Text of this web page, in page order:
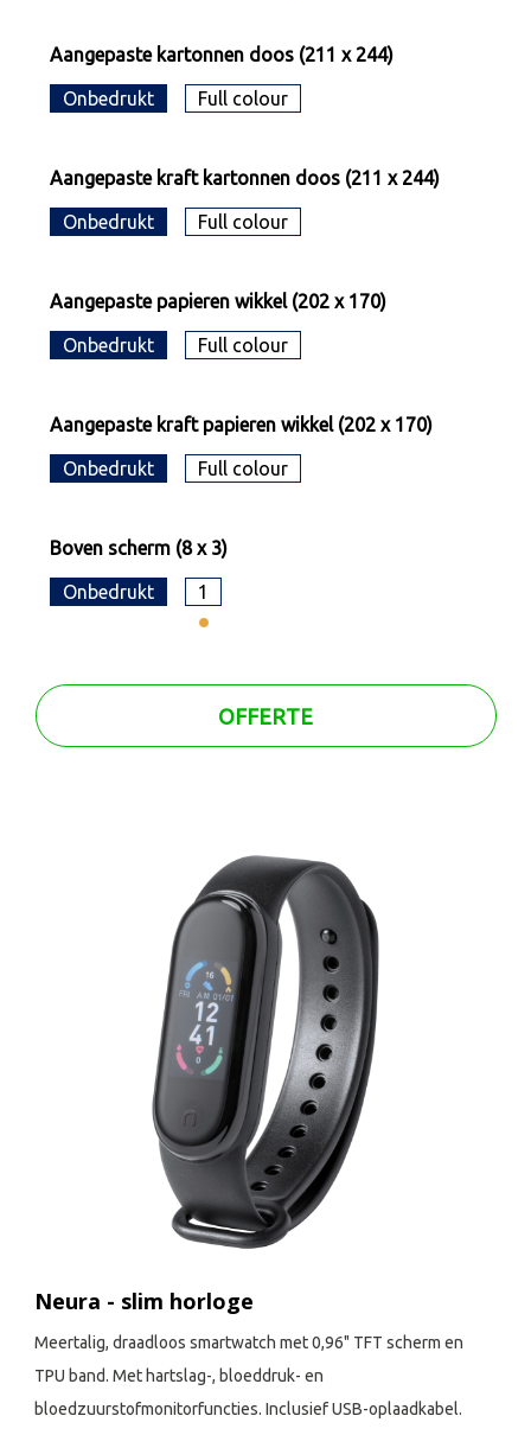
Aangepaste kartonnen doos (211 x 244)
Onbedrukt Full colour
Aangepaste kraft kartonnen doos (211 x 244)
Onbedrukt Full colour
Aangepaste papieren wikkel (202 x 170)
Onbedrukt Full colour
Aangepaste kraft papieren wikkel (202 x 170)
Onbedrukt Full colour
Boven scherm (8 x 3)
Onbedrukt 1
OFFERTE
Neura - slim horloge
Meertalig, draadloos smartwatch met 0,96" TFT scherm en
TPU band. Met hartslag-, bloeddruk- en
bloedzuurstofmonitorfuncties. Inclusief USB-oplaadkabel.